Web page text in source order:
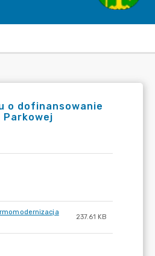
o dofinansowanie
Parkowej
237.61 KB